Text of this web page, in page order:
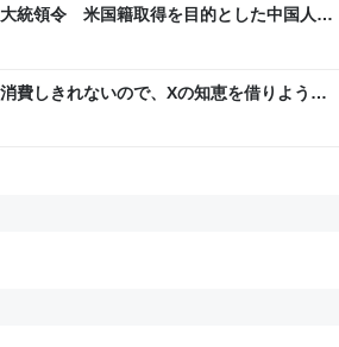
統領令 米国籍取得を目的とした中国人ら
費しきれないので、Xの知恵を借りようと
ることにした